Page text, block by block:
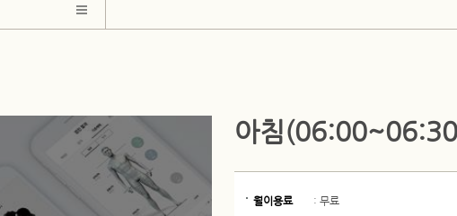
아침
월이용료 : 무료